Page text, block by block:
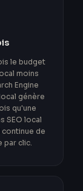
le budget
moins
Engine
génère
qu'une
SEO local
continue de
par clic.